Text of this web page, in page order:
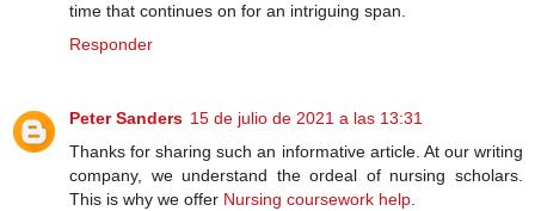
time that continues on for an intriguing span.
Responder
Peter Sanders 15 de julio de 2021 a las 13:31
Thanks for sharing such an informative article. At our writing
company, we understand the ordeal of nursing scholars.
This is why we offer Nursing coursework help.